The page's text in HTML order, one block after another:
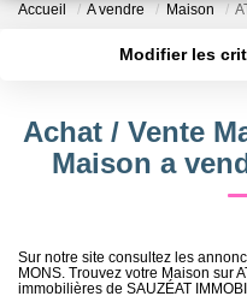
Accueil A vendre Maison
Modifier les
Sélectionnez...
Type de bien
Créer une alerte
Achat / Vente
Maison a
Sur notre site consultez les
MONS. Trouvez votre Maison sur
immobilières de SAUZÉAT